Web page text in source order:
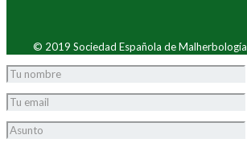
© 2019 Sociedad Española de Malherbología